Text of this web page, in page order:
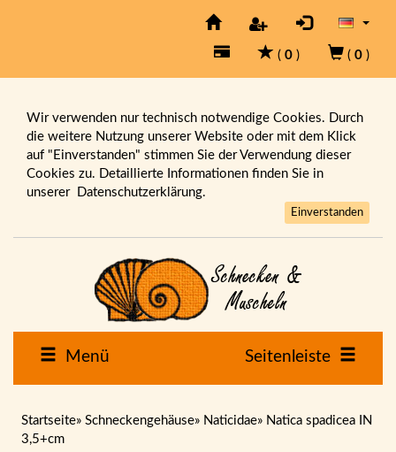
( 0 ) ( 0 )
Wir verwenden nur technisch notwendige Cookies. Durch
die weitere Nutzung unserer Website oder mit dem Klick
auf "Einverstanden" stimmen Sie der Verwendung dieser
Cookies zu. Detaillierte Informationen finden Sie in
unserer Datenschutzerklärung.
Einverstanden
Menü Seitenleiste
Startseite» Schneckengehäuse» Naticidae» Natica spadicea IN
3,5+cm